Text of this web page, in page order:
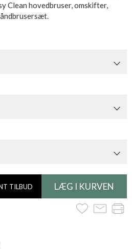
Clean hovedbruser, omskifter,
TILBUD